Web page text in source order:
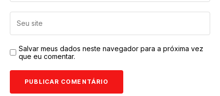
Salvar meus dados neste navegador para a próxima vez
que eu comentar.